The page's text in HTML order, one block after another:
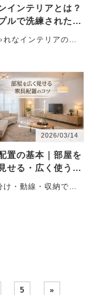
インテリアとは？
ルで洗練された空
れなインテリアの代
す。マンショ
・
2026/03/14
置の基本｜部屋を
せる・広く使うレ
トのコツ
け・動線・収納で暮
5 »